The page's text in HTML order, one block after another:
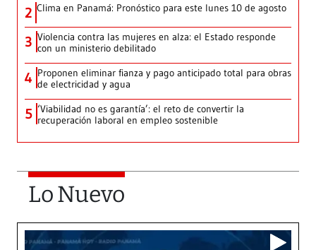
2 Clima en Panamá: Pronóstico para este lunes 10 de agosto
3 Violencia contra las mujeres en alza: el Estado responde
con un ministerio debilitado
4 Proponen eliminar fianza y pago anticipado total para obras
de electricidad y agua
5 ‘Viabilidad no es garantía’: el reto de convertir la
recuperación laboral en empleo sostenible
Lo Nuevo